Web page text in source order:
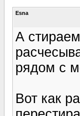
Esna
А
рядом с
Вот как